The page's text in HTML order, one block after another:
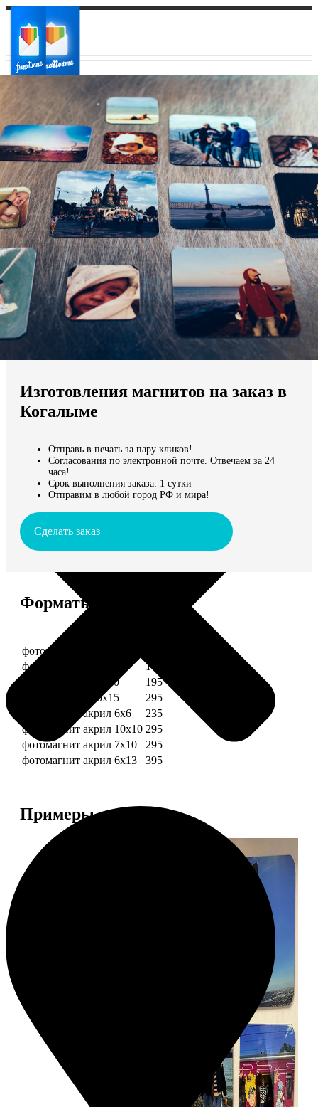
Ваш город:
Ваш регион доставки
Выберите из списка:
Мы доставляем по всему миру
Продолжить без города
Изготовления магнитов на заказ в
Когалыме
Отправь в печать за пару кликов!
Согласования по электронной почте. Отвечаем за 24
часа!
Срок выполнения заказа: 1 сутки
Отправим в любой город РФ и мира!
Сделать заказ
Форматы и цены
Услуга
фотомагниты 6х6
фотомагнит 7х10
175
фотомагниты 10х10
195
фотомагниты 10х15
295
фотомагнит акрил 6х6
235
фотомагнит акрил 10х10 295
фотомагнит акрил 7х10
295
фотомагнит акрил 6х13
395
Примеры работ